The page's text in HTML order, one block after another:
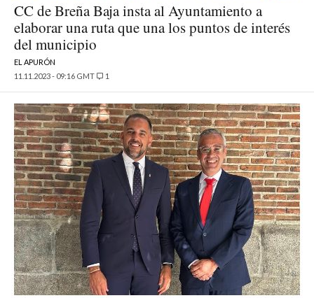
CC de Breña Baja insta al Ayuntamiento a
elaborar una ruta que una los puntos de interés
del municipio
EL APURÓN
11.11.2023 - 09:16 GMT
1